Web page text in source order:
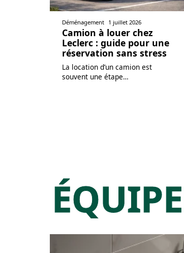
Déménagement 1 juillet 2026
Camion à louer chez
Leclerc : guide pour une
réservation sans stress
La location d’un camion est
souvent une étape…